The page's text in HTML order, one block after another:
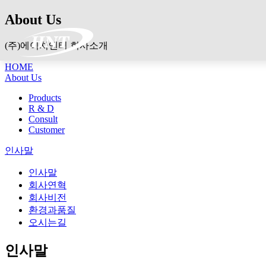
About Us
(주)에이치엔티 회사소개
HOME
About Us
Products
R & D
Consult
Customer
인사말
인사말
회사연혁
회사비전
환경과품질
오시는길
인사말